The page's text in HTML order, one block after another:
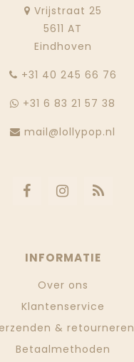
Vrijstraat 25
5611 AT
Eindhoven
‭+31 40 245 66 76
+31 6 83 21 57 38
mail@lollypop.nl
INFORMATIE
Over ons
Klantenservice
& retourneren
Betaalmethoden